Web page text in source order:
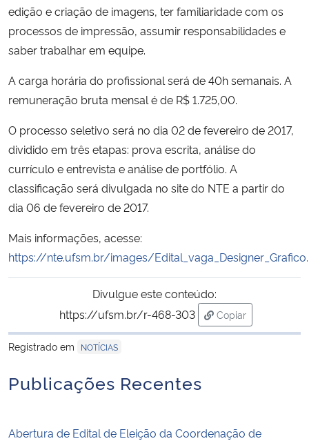
Ministério do Desenvolvimento Regional
Controladoria-Geral da União
Ministério da Mulher, da Família e dos Direitos Humanos
Secretaria de Governo
Gabinete de Segurança Institucional
Banco Central do Brasil
edição e criação de imagens, ter familiaridade com os
processos de impressão, assumir responsabilidades e
saber trabalhar em equipe.
A carga horária do profissional será de 40h semanais. A
remuneração bruta mensal é de R$ 1.725,00.
O processo seletivo será no dia 02 de fevereiro de 2017,
dividido em três etapas: prova escrita, análise do
currículo e entrevista e análise de portfólio. A
classificação será divulgada no site do NTE a partir do
dia 06 de fevereiro de 2017.
Mais informações, acesse:
https://nte.ufsm.br/images/
Divulgue este conteúdo:
https://ufsm.br/r-468-303
Copiar
para área de
Registrado em
NOTÍCIAS
Publicações Recentes
Abertura de Edital de Eleição da Coordenação de